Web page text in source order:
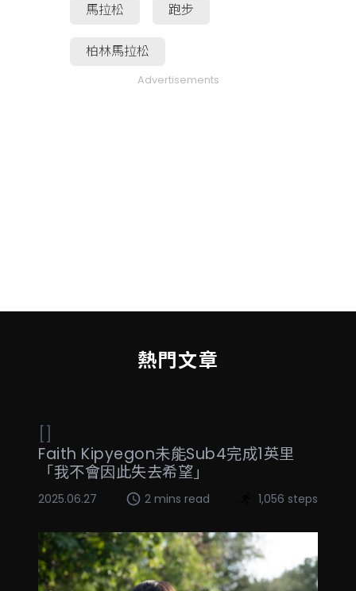
馬拉松 跑步
柏林馬拉松
Advertisements
熱門文章
[]
Faith Kipyegon未能Sub4完成1英里
「我不會因此失去希望」
2025.06.27 2 mins read 1,056 steps